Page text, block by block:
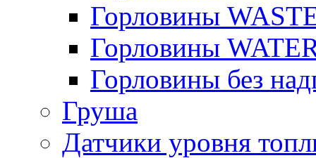
Горловины
Горловины
Горловины без
Груша
Датчики уровня